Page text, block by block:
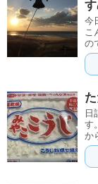
今
こ
の
日
す
か